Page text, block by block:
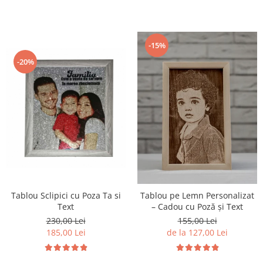
-20%
Tablou Sclipici cu Poza Ta si
Text
230,00 Lei
185,00 Lei
-15%
Tablou pe Lemn Personalizat
– Cadou cu Poză și Text
155,00 Lei
de la 127,00 Lei